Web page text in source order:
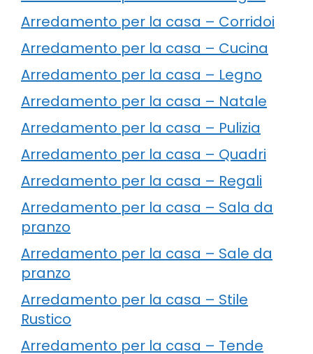
Arredamento per la casa – Corridoi
Arredamento per la casa – Cucina
Arredamento per la casa – Legno
Arredamento per la casa – Natale
Arredamento per la casa – Pulizia
Arredamento per la casa – Quadri
Arredamento per la casa – Regali
Arredamento per la casa – Sala da
pranzo
Arredamento per la casa – Sale da
pranzo
Arredamento per la casa – Stile
Rustico
Arredamento per la casa – Tende